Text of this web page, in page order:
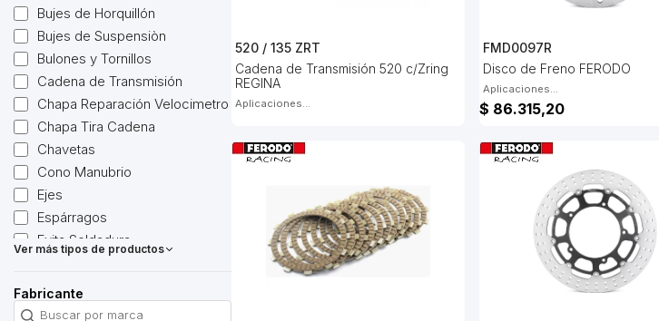
Bujes de Horquillón
Bujes de Suspensiòn
Bulones y Tornillos
Cadena de Transmisión
Chapa Reparación Velocimetro
Chapa Tira Cadena
Chavetas
Cono Manubrio
Ejes
Espárragos
Evita Soldadura
Filtros de Nafta
Gomas
Ver más tipos de productos
Fabricante
520 / 135 ZRT
Cadena de Transmisión 520 c/Zring
REGINA
Aplicaciones...
FMD0097R
Disco de Freno FERODO
Aplicaciones...
$ 86.315,20